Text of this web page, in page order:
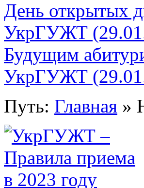
Будущим
УкрГУЖТ
Путь: Главная »